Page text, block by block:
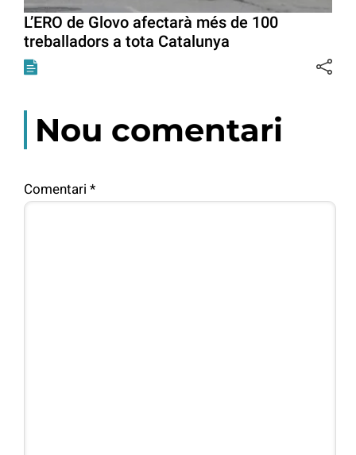
L’ERO de Glovo afectarà més de 100
treballadors a tota Catalunya
Nou comentari
Comentari *